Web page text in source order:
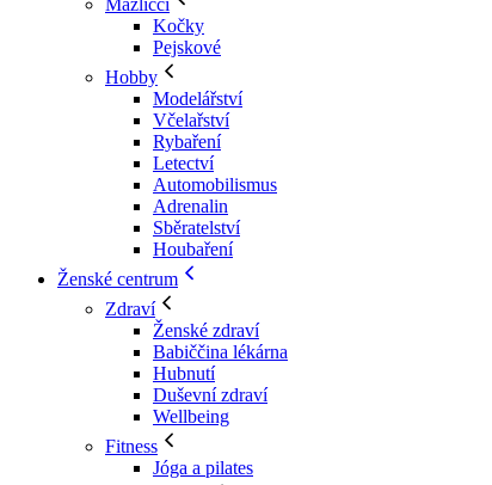
Mazlíčci
Kočky
Pejskové
Hobby
Modelářství
Včelařství
Rybaření
Letectví
Automobilismus
Adrenalin
Sběratelství
Houbaření
Ženské centrum
Zdraví
Ženské zdraví
Babiččina lékárna
Hubnutí
Duševní zdraví
Wellbeing
Fitness
Jóga a pilates